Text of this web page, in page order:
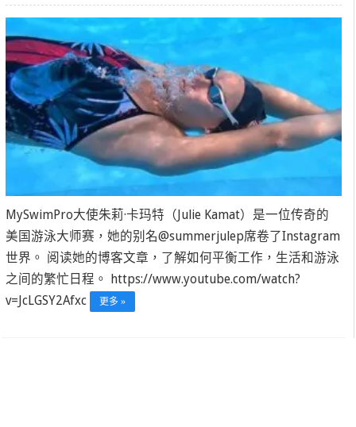
MySwimPro大使朱莉·卡玛特（Julie Kamat）是一位传奇的
美国游泳大师赛，她的别名@summerjulep席卷了Instagram
世界。 阅读她的博客文章，了解如何平衡工作，生活和游泳
之间的繁忙日程。 https://www.youtube.com/watch?
v=JcLGSY2Afxc
更多 »